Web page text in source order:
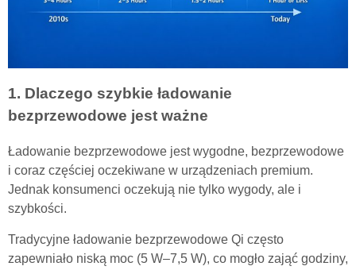
1. Dlaczego szybkie ładowanie
bezprzewodowe jest ważne
Ładowanie bezprzewodowe jest wygodne, bezprzewodowe
i coraz częściej oczekiwane w urządzeniach premium.
Jednak konsumenci oczekują nie tylko wygody, ale i
szybkości.
Tradycyjne ładowanie bezprzewodowe Qi często
zapewniało niską moc (5 W–7,5 W), co mogło zająć godziny,